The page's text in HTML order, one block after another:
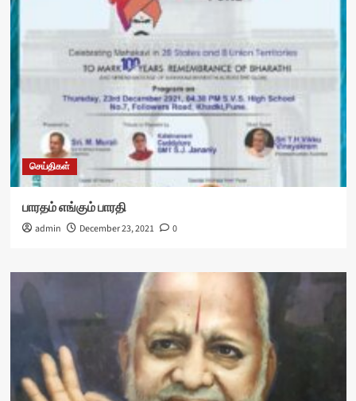
செய்திகள்
பாரதம் எங்கும் பாரதி
admin December 23, 2021 0